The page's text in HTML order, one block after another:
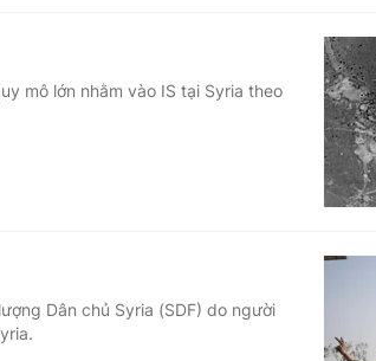
mô lớn nhằm vào IS tại Syria theo
Dân chủ Syria (SDF) do người